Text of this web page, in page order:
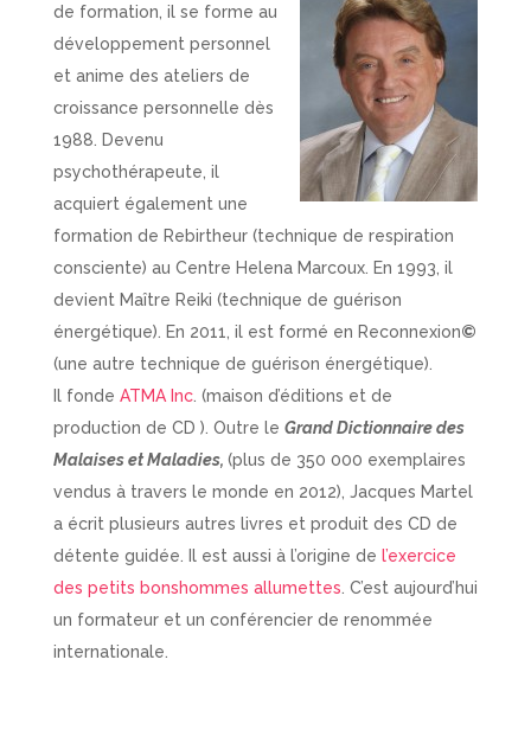
de formation, il se forme au
développement personnel
et anime des ateliers de
croissance personnelle dès
1988. Devenu
psychothérapeute, il
acquiert également une
formation de Rebirtheur (technique de respiration
consciente) au Centre Helena Marcoux. En 1993, il
devient Maître Reiki (technique de guérison
énergétique). En 2011, il est formé en Reconnexion©
(une autre technique de guérison énergétique).
Il fonde ATMA Inc. (maison d’éditions et de
production de CD ). Outre le Grand Dictionnaire des
Malaises et Maladies, (plus de 350 000 exemplaires
vendus à travers le monde en 2012), Jacques Martel
a écrit plusieurs autres livres et produit des CD de
détente guidée. Il est aussi à l’origine de l’exercice
des petits bonshommes allumettes . C’est aujourd’hui
un formateur et un conférencier de renommée
internationale.